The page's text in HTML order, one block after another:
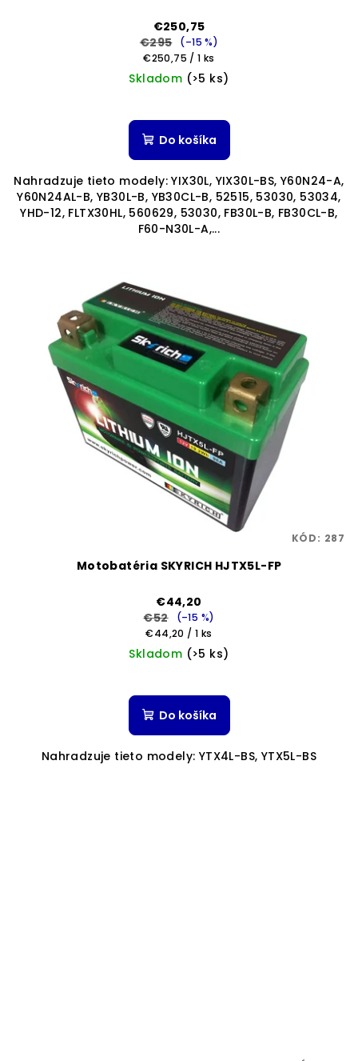
€250,75
€295
(–15 %)
Jednotková
cena:
€250,75 / 1 ks
Skladom (>5 ks)
Do košíka
Nahradzuje tieto modely: YIX30L, YIX30L-BS, Y60N24-A,
Y60N24AL-B, YB30L-B, YB30CL-B, 52515, 53030, 53034,
YHD-12, FLTX30HL, 560629, 53030, FB30L-B, FB30CL-B,
F60-N30L-A,...
Motobatéria SKYRICH HJTX5L-FP
€44,20
€52
(–15 %)
Jednotková
cena:
€44,20 / 1 ks
Skladom (>5 ks)
Do košíka
Nahradzuje tieto modely: YTX4L-BS, YTX5L-BS
KÓD: 287